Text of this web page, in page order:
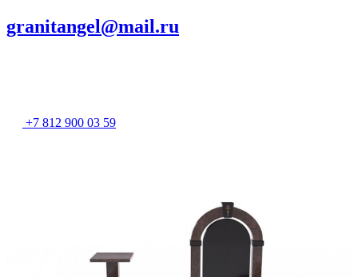
granitangel@mail.ru
+7 812 900 03 59